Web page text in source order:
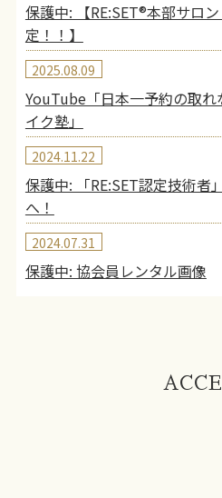
保護中: 【RE:SET®︎本部サロ
定！！】
YouTube「日本一予約の取れ
イク塾」
2025.08.09
保護中: 「RE:SET認定技術者
へ！
2024.11.22
保護中: 協会員レンタル画像
2024.07.31